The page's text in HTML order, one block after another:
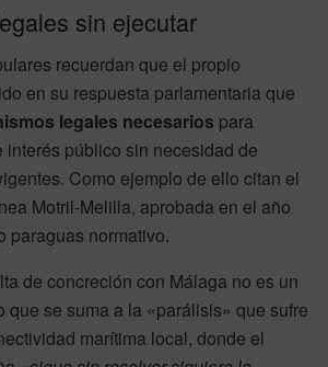
sin ejecutar
recuerdan que el propio
en su respuesta parlamentaria que
legales necesarios para
público sin necesidad de
Como ejemplo de ello citan el
Motril-Melilla, aprobada en el año
paraguas normativo.
de concreción con Málaga no es un
que se suma a la «parálisis» que sufre
marítima local, donde el